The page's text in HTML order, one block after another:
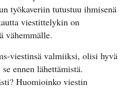
työkaveriin tutustuu ihmisenä
viestittelykin on
vähemmälle.
viestinsä valmiiksi, olisi hyvä
ennen lähettämistä.
Huomioinko viestin